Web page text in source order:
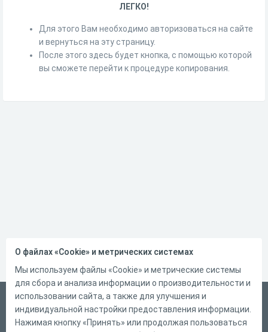
ЛЕГКО!
Для этого Вам необходимо авторизоваться на сайте
и вернуться на эту страницу.
После этого здесь будет кнопка, с помощью которой
вы сможете перейти к процедуре копирования.
Русский
Справка
О файлах «Cookie» и метрических системах
Мы используем файлы «Cookie» и метрические системы
для сбора и анализа информации о производительности и
использовании сайта, а также для улучшения и
индивидуальной настройки предоставления информации.
Нажимая кнопку «Принять» или продолжая пользоваться